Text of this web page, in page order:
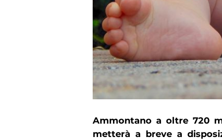
Ammontano a oltre 720
metterà a breve a